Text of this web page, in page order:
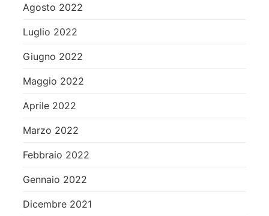
Agosto 2022
Luglio 2022
Giugno 2022
Maggio 2022
Aprile 2022
Marzo 2022
Febbraio 2022
Gennaio 2022
Dicembre 2021